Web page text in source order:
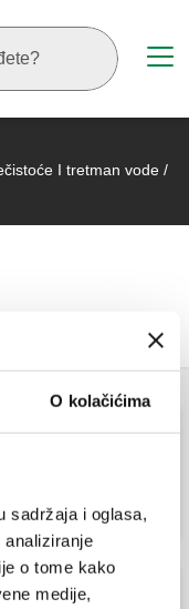
O kolačićima
sadržaja i oglasa,
analiziranje
o tome kako
medije,
I tretman vode /